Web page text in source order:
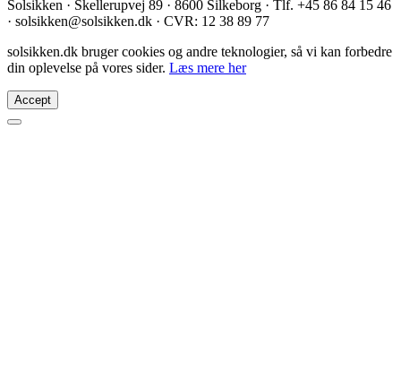
Solsikken · Skellerupvej 89 · 8600 Silkeborg · Tlf. +45 86 84 15 46
· solsikken@solsikken.dk · CVR: 12 38 89 77
solsikken.dk bruger cookies og andre teknologier, så vi kan forbedre
din oplevelse på vores sider. Læs mere her
Accept